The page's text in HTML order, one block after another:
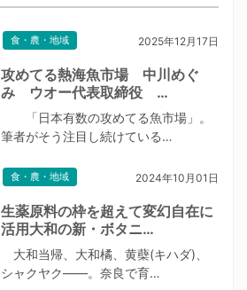
食・農・地域 2025年12月17日
攻めてる熱海魚市場 中川めぐ
み ウオー代表取締役 …
「日本有数の攻めてる魚市場」。
筆者がそう注目し続けている…
食・農・地域 2024年10月01日
生薬原料の枠を超えて変幻自在に
活用大和の新・ボタニ…
大和当帰、大和橘、黄蘗(キハダ)、
シャクヤク――。奈良で育…